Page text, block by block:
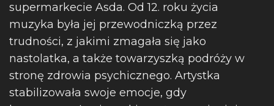
supermarkecie Asda. Od 12. roku życia
muzyka była jej przewodniczką przez
trudności, z jakimi zmagała się jako
nastolatka, a także towarzyszką podróży w
stronę zdrowia psychicznego. Artystka
stabilizowała swoje emocje, gdy